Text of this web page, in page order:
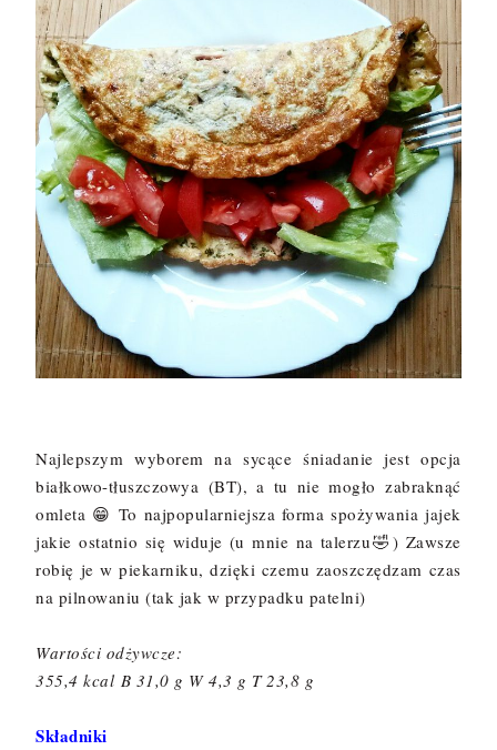
Najlepszym wyborem na sycące śniadanie jest opcja
białkowo-tłuszczowya (BT), a tu nie mogło zabraknąć
omleta 😁 To najpopularniejsza forma spożywania jajek
jakie ostatnio się widuje (u mnie na talerzu🤣 ) Zawsze
robię je w piekarniku, dzięki czemu zaoszczędzam czas
na pilnowaniu (tak jak w przypadku patelni)
Wartości odżywcze:
355,4 kcal B 31,0 g W 4,3 g T 23,8 g
Składniki